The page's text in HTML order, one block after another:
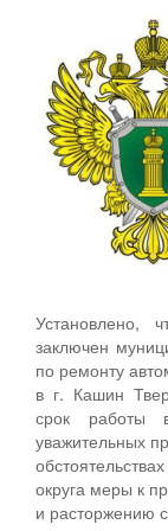
Установлено,
заключен
по ремонту
в г. Кашин
срок работы
уважительных
округа меры к
и расторжению